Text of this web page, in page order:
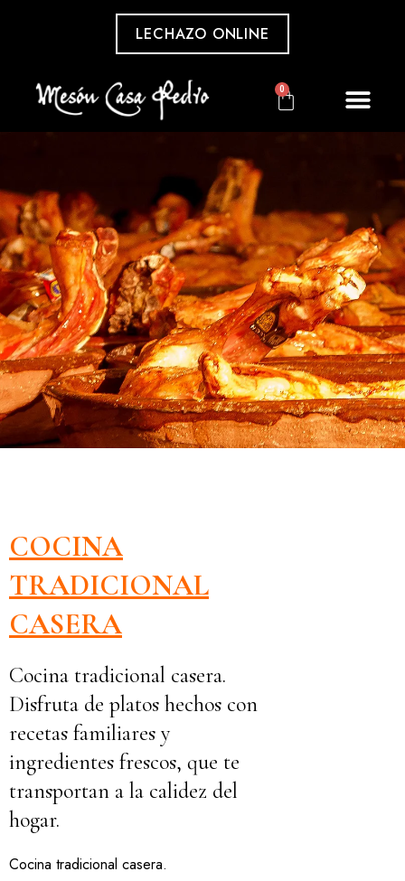
LECHAZO ONLINE
0
COCINA
TRADICIONAL
CASERA
Cocina tradicional casera.
Disfruta de platos hechos con
recetas familiares y
ingredientes frescos, que te
transportan a la calidez del
hogar.
Cocina tradicional casera.